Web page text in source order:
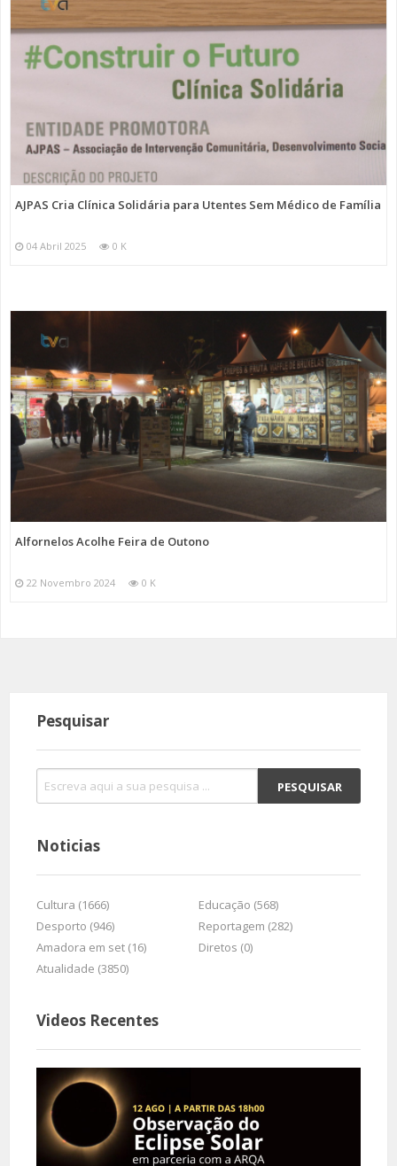
AJPAS Cria Clínica Solidária para Utentes Sem Médico de Família
04 Abril 2025 0 K
Alfornelos Acolhe Feira de Outono
22 Novembro 2024 0 K
Pesquisar
Noticias
Cultura (1666)
Educação (568)
Desporto (946)
Reportagem (282)
Amadora em set (16)
Diretos (0)
Atualidade (3850)
Videos Recentes